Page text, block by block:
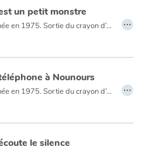
un petit monstre
Mimi cracra est née en 1975. Sortie du crayon d’Agnès Rosenstiehl pour le magazine “Pomme d’api”, cette petite fille aux joues roses et cheveux bruns à laquelle il est facile de s’identifier nous entraîne avec humour dans ses aventures quotidiennes. …
à Nounours
Mimi cracra est née en 1975. Sortie du crayon d’Agnès Rosenstiehl pour le magazine “Pomme d’api”, cette petite fille aux joues roses et cheveux bruns à laquelle il est facile de s’identifier nous entraîne avec humour dans ses aventures quotidiennes. …
le silence